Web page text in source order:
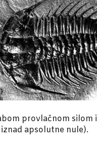
provlačnom
apsolutne nule).